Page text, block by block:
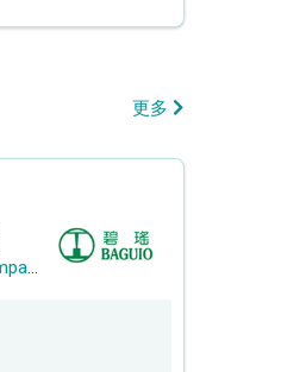
更多
Baguio Cleaning Services Company Limited